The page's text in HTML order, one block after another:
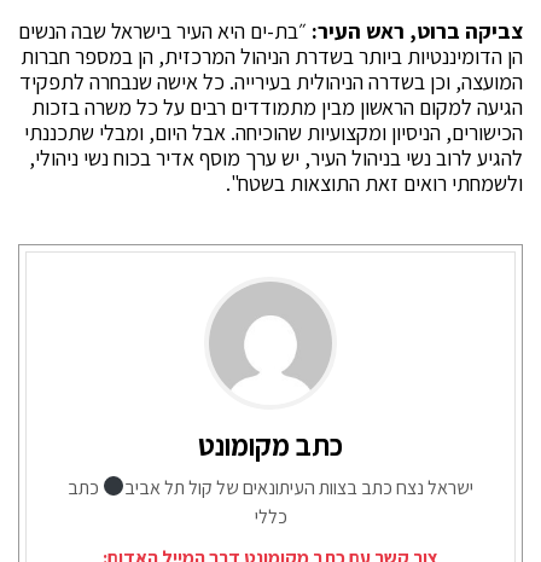
צביקה ברוט, ראש העיר: ״בת-ים היא העיר בישראל שבה הנשים
הן הדומיננטיות ביותר בשדרת הניהול המרכזית, הן במספר חברות
המועצה, וכן בשדרה הניהולית בעירייה. כל אישה שנבחרה לתפקיד
הגיעה למקום הראשון מבין מתמודדים רבים על כל משרה בזכות
הכישורים, הניסיון ומקצועיות שהוכיחה. אבל היום, ומבלי שתכננתי
להגיע לרוב נשי בניהול העיר, יש ערך מוסף אדיר בכוח נשי ניהולי,
ולשמחתי רואים זאת התוצאות בשטח".
כתב מקומונט
ישראל נצח כתב בצוות העיתונאים של קול תל אביב
כתב
כללי